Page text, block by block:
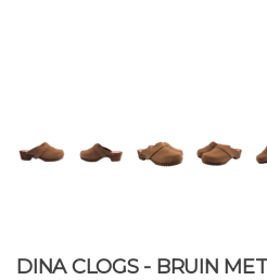
DINA CLOGS - BRUIN